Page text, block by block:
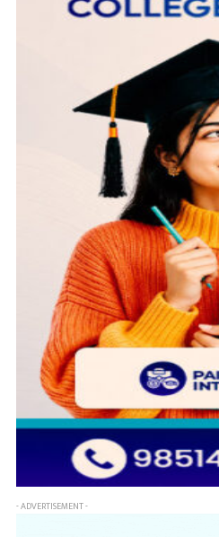
- ADVERTISEMENT -